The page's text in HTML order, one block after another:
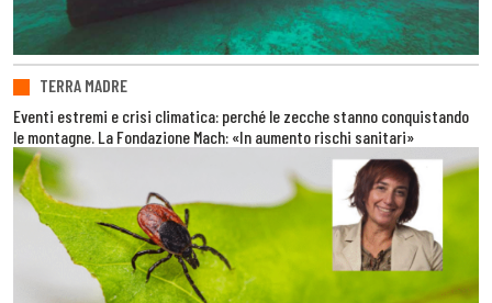
TERRA MADRE
Eventi estremi e crisi climatica: perché le zecche stanno conquistando
le montagne. La Fondazione Mach: «In aumento rischi sanitari»